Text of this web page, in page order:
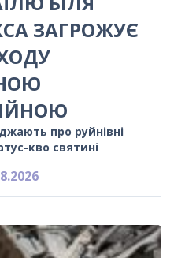
ЗАГРОЖУЄ
про руйнівні
кво святині